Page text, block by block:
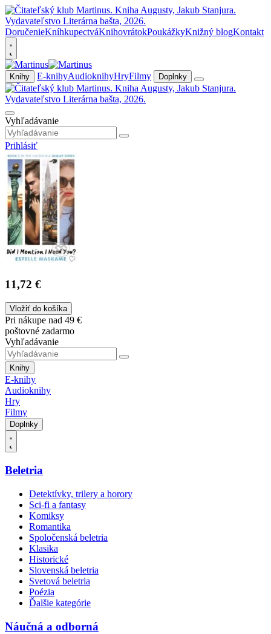
DoručenieKníhkupectváKnihovrátokPoukážkyKnižný blogKontakt
Knihy E-knihyAudioknihyHryFilmy Doplnky
Vyhľadávanie
Prihlásiť
11,72 €
Vložiť do košíka
Pri nákupe nad 49 €
poštovné zadarmo
Vyhľadávanie
Knihy
E-knihy
Audioknihy
Hry
Filmy
Doplnky
Beletria
Detektívky, trilery a horory
Sci-fi a fantasy
Komiksy
Romantika
Spoločenská beletria
Klasika
Historické
Slovenská beletria
Svetová beletria
Poézia
Ďalšie kategórie
Náučná a odborná